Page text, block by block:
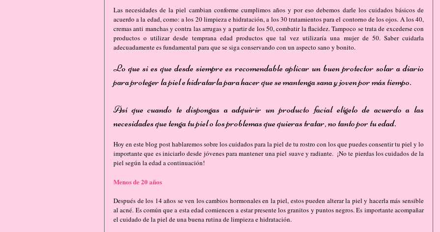
Las necesidades de la piel cambian conforme cumplimos años y por eso debemos darle los cuidados básicos de
acuerdo a la edad, como: a los 20 limpieza e hidratación, a los 30 tratamientos para el contorno de los ojos. A los 40,
cremas anti manchas y contra las arrugas y a partir de los 50, combatir la flacidez. Tampoco se trata de excederse con
productos o utilizar desde temprana edad productos que tal vez utilizaría una mujer de 50. Saber cuidarla
adecuadamente es fundamental para que se siga conservando con un aspecto sano y bonito.
Lo que si es que desde siempre es recomendable aplicar un buen protector solar a diario
para proteger la piel e hidratarla para hacer que se mantenga sana y joven por más tiempo.
Así que cuando te dispongas a adquirir un producto facial elígelo de acuerdo a las
necesidades que tenga tu piel o los problemas que quieras tratar, no tanto por tu edad.
Hoy en este blog post hablaremos sobre los cuidados para la piel de tu rostro con los que puedes consentir tu piel y lo
importante que es iniciarlo desde jóvenes para mantener una piel suave y radiante.  ¡No te pierdas los cuidados de la
piel según la edad a continuación!
Menos de 20 años
Después de los 14 años se ven los cambios hormonales en la piel, estos pueden alterar la piel y hacerla más sensible
al acné. Es común que a esta edad comiencen a estar presente los granitos y puntos negros. Es importante acompañar
el cuidado de la piel de una buena rutina de limpieza e hidratación.